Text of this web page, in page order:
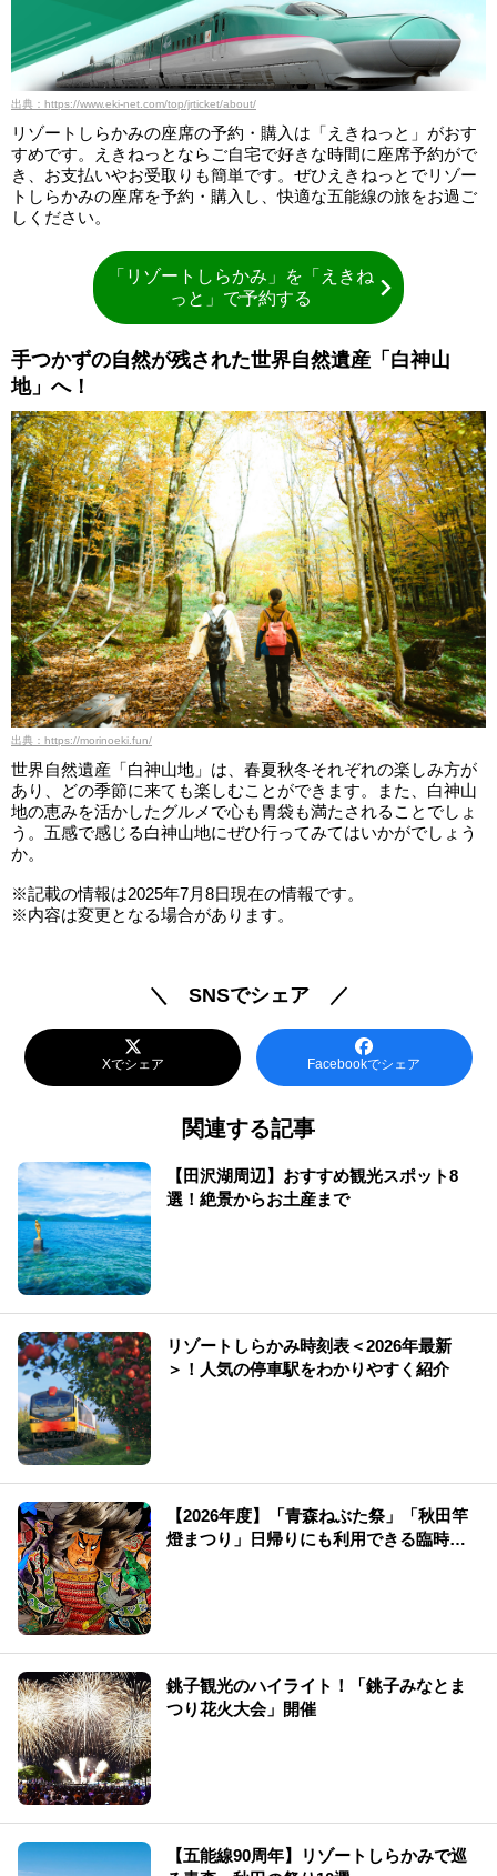
出典：https://www.eki-net.com/top/jrticket/about/
リゾートしらかみの座席の予約・購入は「えきねっと」がおす
すめです。えきねっとならご自宅で好きな時間に座席予約がで
き、お支払いやお受取りも簡単です。ぜひえきねっとでリゾー
トしらかみの座席を予約・購入し、快適な五能線の旅をお過ご
しください。
「リゾートしらかみ」を「えきね
っと」で予約する
手つかずの自然が残された世界自然遺産「白神山
地」へ！
出典：https://morinoeki.fun/
世界自然遺産「白神山地」は、春夏秋冬それぞれの楽しみ方が
あり、どの季節に来ても楽しむことができます。また、白神山
地の恵みを活かしたグルメで心も胃袋も満たされることでしょ
う。五感で感じる白神山地にぜひ行ってみてはいかがでしょう
か。
※記載の情報は2025年7月8日現在の情報です。
※内容は変更となる場合があります。
＼ SNSでシェア ／
Xでシェア Facebookでシェア
関連する記事
【田沢湖周辺】おすすめ観光スポット8
選！絶景からお土産まで
リゾートしらかみ時刻表＜2026年最新
＞！人気の停車駅をわかりやすく紹介
【2026年度】「青森ねぶた祭」「秋田竿
燈まつり」日帰りにも利用できる臨時新
銚子観光のハイライト！「銚子みなとま
つり花火大会」開催
【五能線90周年】リゾートしらかみで巡